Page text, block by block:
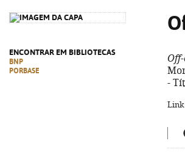
ENCONTRAR EM BIBLIOTECAS
BNP
PORBASE
-
Link